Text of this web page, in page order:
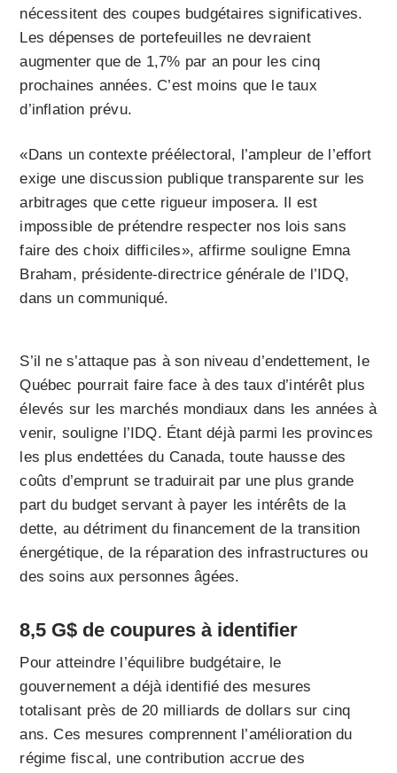
nécessitent des coupes budgétaires significatives.
Les dépenses de portefeuilles ne devraient
augmenter que de 1,7% par an pour les cinq
prochaines années. C’est moins que le taux
d’inflation prévu.
«Dans un contexte préélectoral, l’ampleur de l’effort
exige une discussion publique transparente sur les
arbitrages que cette rigueur imposera. Il est
impossible de prétendre respecter nos lois sans
faire des choix difficiles», affirme souligne Emna
Braham, présidente-directrice générale de l’IDQ,
dans un communiqué.
S’il ne s’attaque pas à son niveau d’endettement, le
Québec pourrait faire face à des taux d’intérêt plus
élevés sur les marchés mondiaux dans les années à
venir, souligne l’IDQ. Étant déjà parmi les provinces
les plus endettées du Canada, toute hausse des
coûts d’emprunt se traduirait par une plus grande
part du budget servant à payer les intérêts de la
dette, au détriment du financement de la transition
énergétique, de la réparation des infrastructures ou
des soins aux personnes âgées.
8,5 G$ de coupures à identifier
Pour atteindre l’équilibre budgétaire, le
gouvernement a déjà identifié des mesures
totalisant près de 20 milliards de dollars sur cinq
ans. Ces mesures comprennent l’amélioration du
régime fiscal, une contribution accrue des